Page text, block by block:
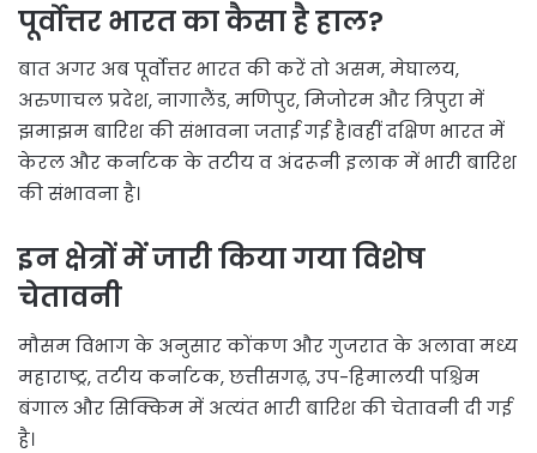
पूर्वोत्तर भारत का कैसा है हाल?
बात अगर अब पूर्वोत्तर भारत की करें तो असम, मेघालय,
अरुणाचल प्रदेश, नागालैंड, मणिपुर, मिजोरम और त्रिपुरा में
झमाझम बारिश की संभावना जताई गई है।वहीं दक्षिण भारत में
केरल और कर्नाटक के तटीय व अंदरूनी इलाक में भारी बारिश
की संभावना है।
इन क्षेत्रों में जारी किया गया विशेष
चेतावनी
मौसम विभाग के अनुसार कोंकण और गुजरात के अलावा मध्य
महाराष्ट्र, तटीय कर्नाटक, छत्तीसगढ़, उप-हिमालयी पश्चिम
बंगाल और सिक्किम में अत्यंत भारी बारिश की चेतावनी दी गई
है।